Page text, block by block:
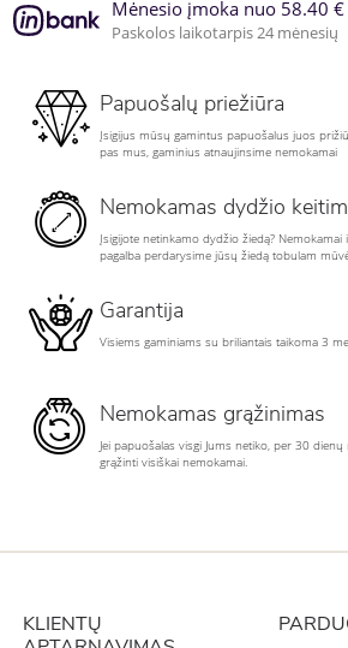
Mėnesio įmoka nuo 58.40 €
Paskolos laikotarpis 24 mėnesių
Papuošalų priežiūra
Įsigijus mūsų gamintus papuošalus juos
pas mus, gaminius atnaujinsime nemokamai
Nemokamas dydžio
Įsigijote netinkamo dydžio žiedą?
pagalba perdarysime jūsų žiedą tobulam
Garantija
Visiems gaminiams su briliantais taikoma 3
Nemokamas grąžinimas
Jei papuošalas visgi Jums netiko, per 30
grąžinti visiškai nemokamai.
KLIENTŲ